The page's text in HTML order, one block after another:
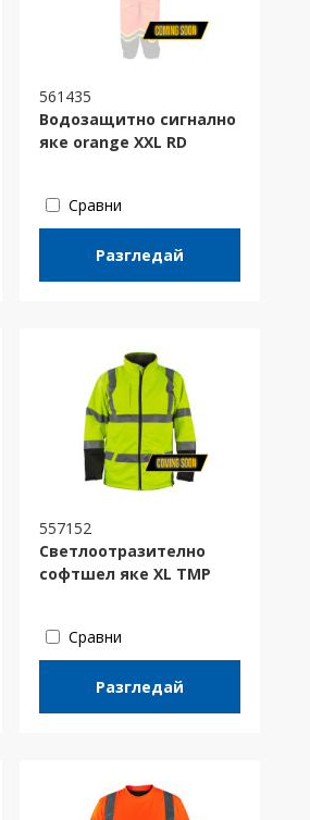
561435
Водозащитно сигнално
яке orange XXL RD
Сравни
Разгледай
557152
Светлоотразително
софтшел яке XL TMP
Сравни
Разгледай